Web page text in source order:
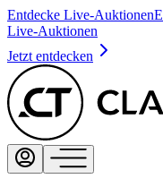
Entdecke Live-Auktionen
Live-Auktionen
Jetzt entdecken